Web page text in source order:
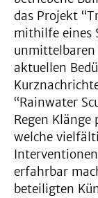
das Projekt
mithilfe eines
aktuellen
“Rainwater
Regen
welche
erfahrbar
beteiligten